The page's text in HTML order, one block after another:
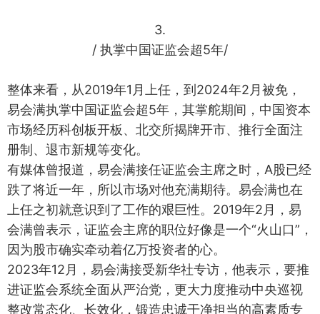
3.
/ 执掌中国证监会超5年/
整体来看，从2019年1月上任，到2024年2月被免，
易会满执掌中国证监会超5年，其掌舵期间，中国资本
市场经历科创板开板、北交所揭牌开市、推行全面注
册制、退市新规等变化。
有媒体曾报道，易会满接任证监会主席之时，A股已经
跌了将近一年，所以市场对他充满期待。易会满也在
上任之初就意识到了工作的艰巨性。2019年2月，易
会满曾表示，证监会主席的职位好像是一个“火山口”，
因为股市确实牵动着亿万投资者的心。
2023年12月，易会满接受新华社专访，他表示，要推
进证监会系统全面从严治党，更大力度推动中央巡视
整改常态化、长效化，锻造忠诚干净担当的高素质专